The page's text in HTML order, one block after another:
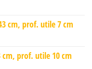
cm, prof. utile 7 cm
cm, prof. utile 10 cm